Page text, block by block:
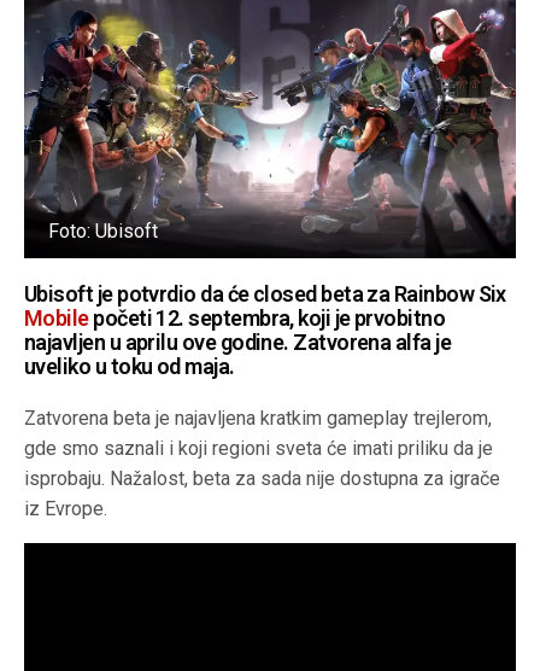
Foto: Ubisoft
Ubisoft je potvrdio da će closed beta za Rainbow Six
Mobilepočeti 12. septembra, koji je prvobitno
najavljen u aprilu ove godine. Zatvorena alfa je
uveliko u toku od maja.
Zatvorena beta je najavljena kratkim gameplay trejlerom,
gde smo saznali i koji regioni sveta će imati priliku da je
isprobaju. Nažalost, beta za sada nije dostupna za igrače
iz Evrope.